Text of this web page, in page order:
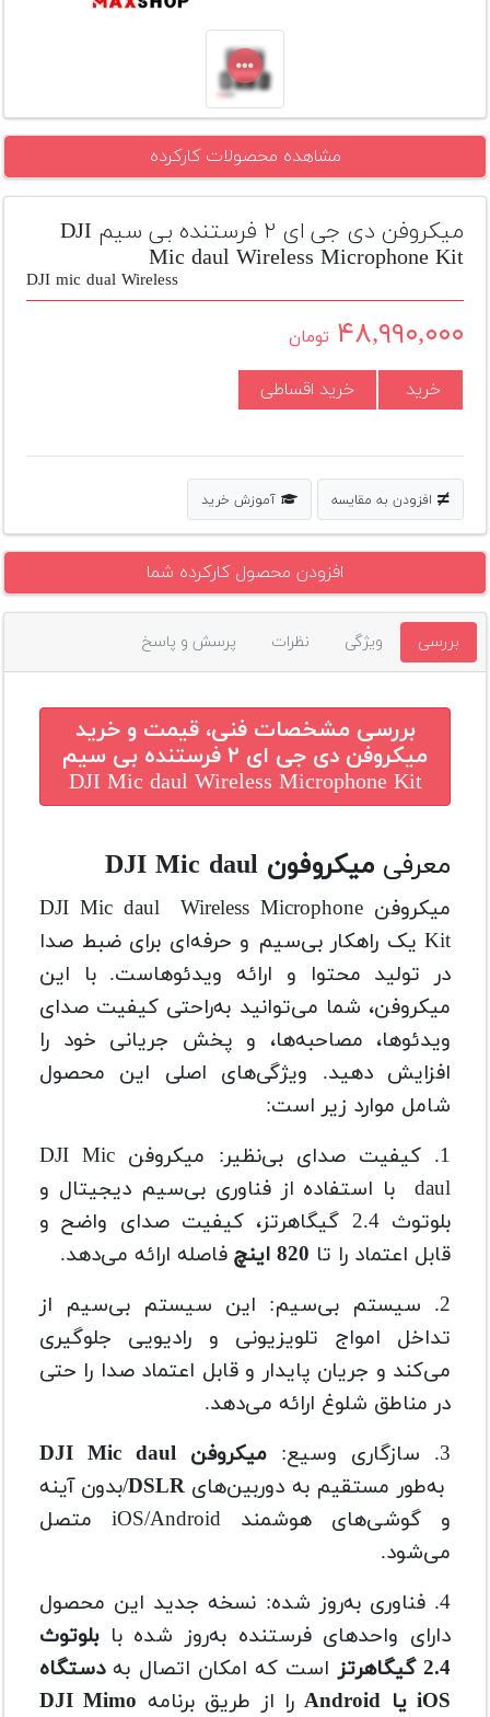
افزودن
دست
دوم
لیست
دوربین
بله
مشاهده محصولات کارکرده
میکروفن دی جی ای ۲ فرستنده بی سیم DJI
Mic daul Wireless Microphone Kit
DJI mic dual Wireless
۴۸,۹۹۰,۰۰۰ تومان
خرید خرید اقساطی
افزودن به مقایسه آموزش خرید
افزودن محصول کارکرده شما
بررسی ویژگی نظرات پرسش و پاسخ
بررسی مشخصات فنی، قیمت و خرید
میکروفن دی جی ای ۲ فرستنده بی سیم
DJI Mic daul Wireless Microphone Kit
معرفی میکروفون DJI Mic daul
میکروفن DJI Mic daul Wireless Microphone
Kit یک راهکار بی‌سیم و حرفه‌ای برای ضبط صدا
در تولید محتوا و ارائه ویدئوهاست. با این
میکروفن، شما می‌توانید به‌راحتی کیفیت صدای
ویدئوها، مصاحبه‌ها، و پخش جریانی خود را
افزایش دهید. ویژگی‌های اصلی این محصول
شامل موارد زیر است:
1. کیفیت صدای بی‌نظیر: میکروفن DJI Mic
daul با استفاده از فناوری بی‌سیم دیجیتال و
بلوتوث 2.4 گیگاهرتز، کیفیت صدای واضح و
قابل اعتماد را تا 820 اینچ
فاصله ارائه می‌دهد.
2. سیستم بی‌سیم: این سیستم بی‌سیم از
تداخل امواج تلویزیونی و رادیویی جلوگیری
می‌کند و جریان پایدار و قابل اعتماد صدا را حتی
در مناطق شلوغ ارائه می‌دهد.
3. سازگاری وسیع:
میکروفن DJI Mic daul
به‌طور مستقیم به دوربین‌های DSLR/بدون آینه
و گوشی‌های هوشمند iOS/Android متصل
می‌شود.
4. فناوری به‌روز شده: نسخه جدید این محصول
دارای واحدهای فرستنده به‌روز شده بابلوتوث
2.4 گیگاهرتز
است که امکان اتصال بهدستگاه
iOS یا Android
را از طریق برنامه DJI Mimo